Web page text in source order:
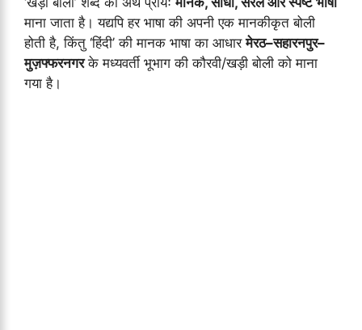
माना जाता है। यद्यपि हर भाषा की अपनी एक मानकीकृत बोली
होती है, किंतु ‘हिंदी’ की मानक भाषा का आधारमेरठ–सहारनपुर–
मुज़फ्फरनगरके मध्यवर्ती भूभाग की कौरवी/खड़ी बोली को माना
गया है।